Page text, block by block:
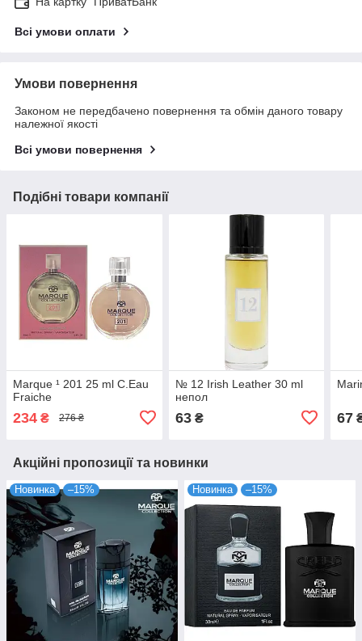
Всі умови оплати
Умови повернення
Законом не передбачено повернення та обмін даного товару
належної якості
Всі умови повернення
Подібні товари компанії
Marque ¹ 201 25 ml C.Eau
Fraiche
234 ₴ 276 ₴
№ 12 Irish Leather 30 ml
непол
63₴ 67
Акційні пропозиції та новинки
Новинка –15% Новинка –15%